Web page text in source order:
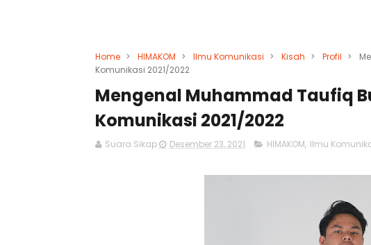
Home > HIMAKOM > Ilmu Komunikasi > Kisah > Profil >
Komunikasi 2021/2022
Mengenal Muhammad Taufiq
Komunikasi 2021/2022
Suara Sikap Desember 23, 2021 HIMAKOM, Ilmu